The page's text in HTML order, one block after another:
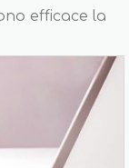
efficace la